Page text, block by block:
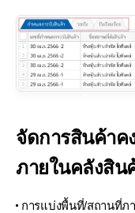
จัดการสินค้า
ภายในคลังสิน
การแบ่งพื้นที่/สถานที่ภ